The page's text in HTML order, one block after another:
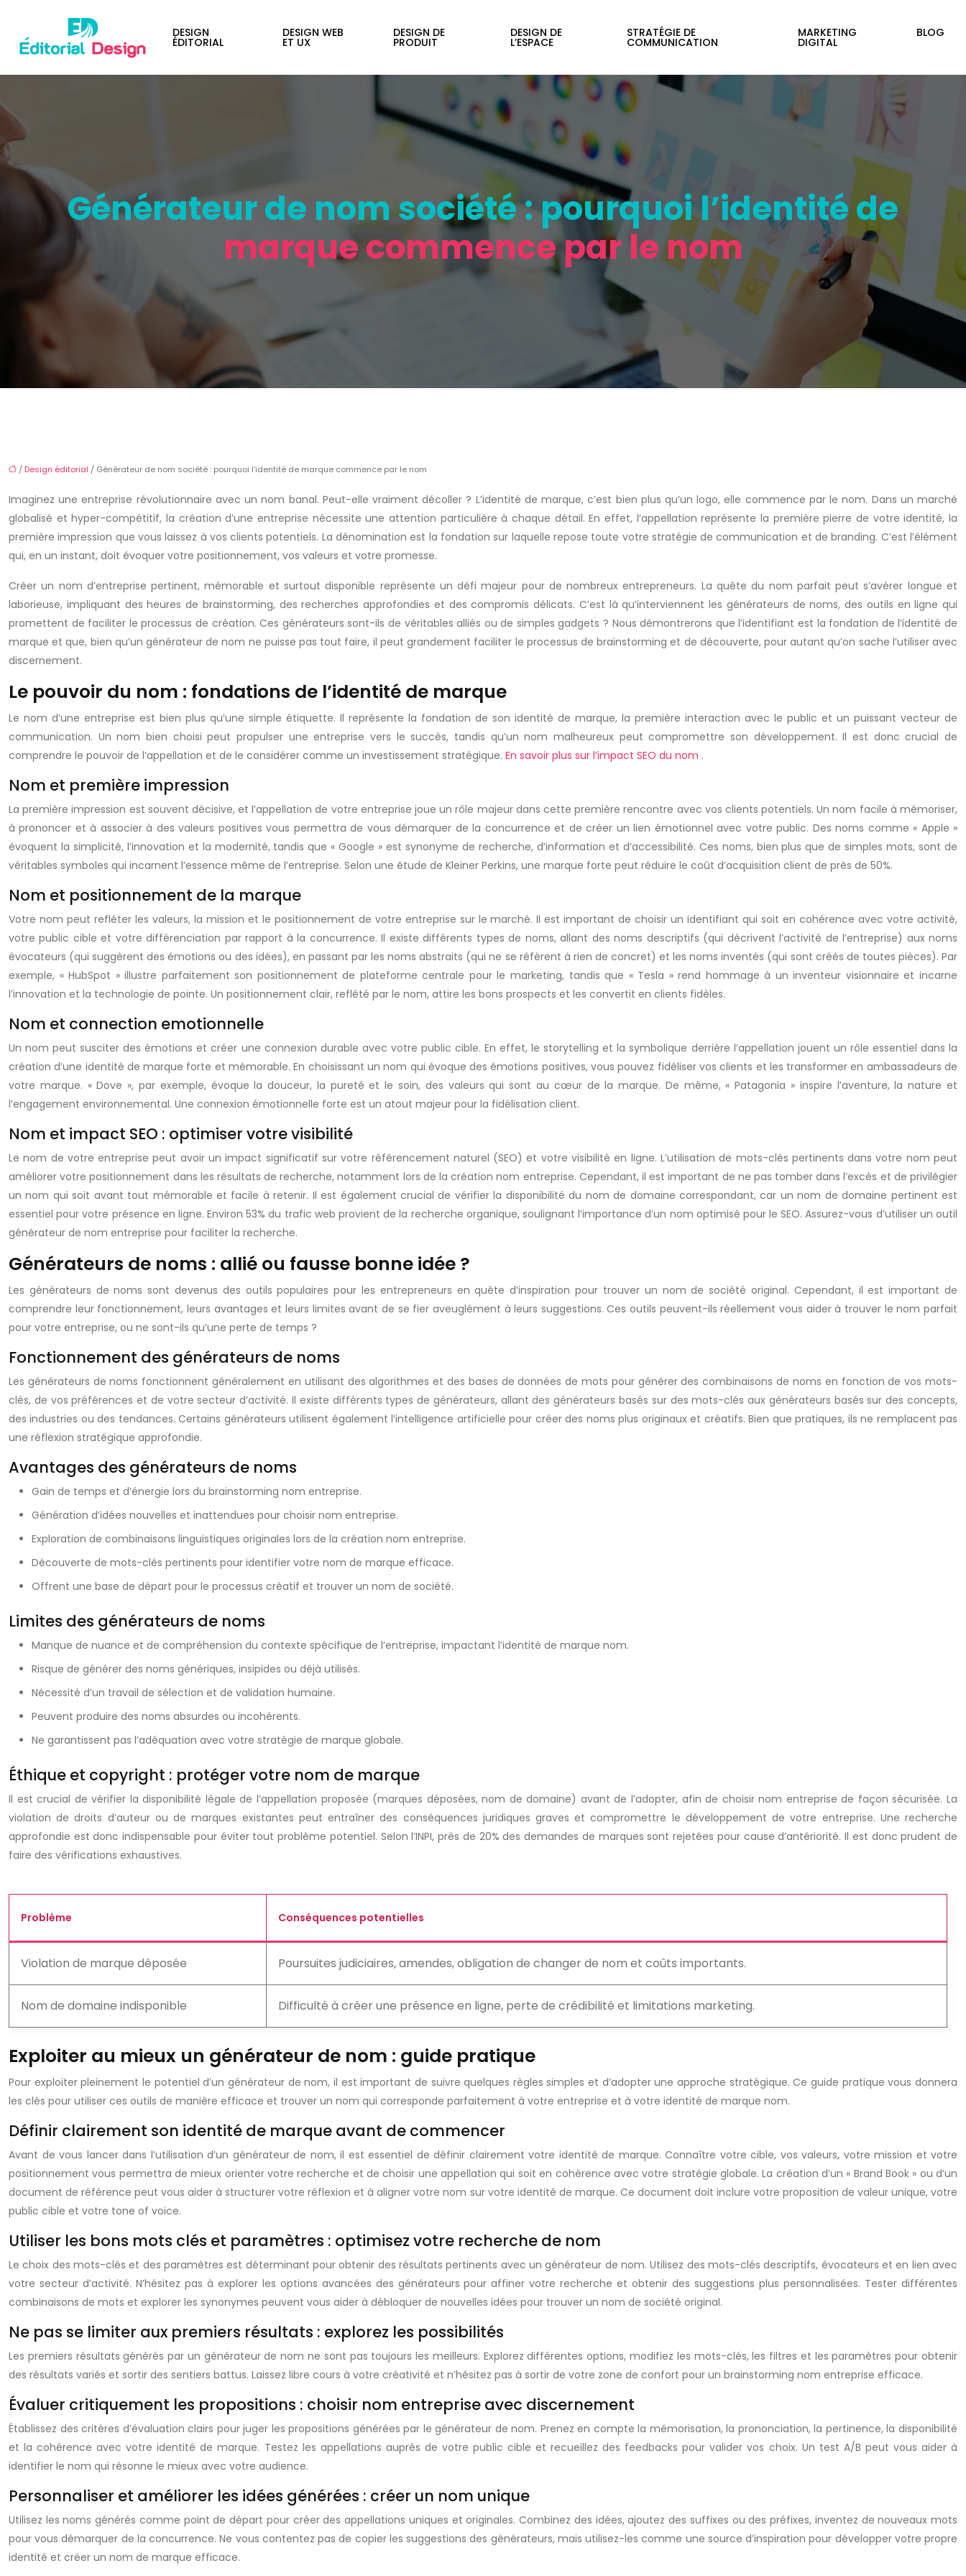
DESIGN
ÉDITORIAL
DESIGN WEB
ET UX
DESIGN DE
PRODUIT
DESIGN DE
L’ESPACE
STRATÉGIE DE
COMMUNICATION
MARKETING
DIGITAL
BLOG
Générateur de nom société : pourquoi l’identité de
marque commence par le nom
/ Design éditorial / Générateur de nom société : pourquoi l’identité de marque commence par le nom
Imaginez une entreprise révolutionnaire avec un nom banal. Peut-elle vraiment décoller ? L’identité de marque, c’est bien plus qu’un logo, elle commence par le nom. Dans un marché
globalisé et hyper-compétitif, la création d’une entreprise nécessite une attention particulière à chaque détail. En effet, l’appellation représente la première pierre de votre identité, la
première impression que vous laissez à vos clients potentiels. La dénomination est la fondation sur laquelle repose toute votre stratégie de communication et de branding. C’est l’élément
qui, en un instant, doit évoquer votre positionnement, vos valeurs et votre promesse.
Créer un nom d’entreprise pertinent, mémorable et surtout disponible représente un défi majeur pour de nombreux entrepreneurs. La quête du nom parfait peut s’avérer longue et
laborieuse, impliquant des heures de brainstorming, des recherches approfondies et des compromis délicats. C’est là qu’interviennent les générateurs de noms, des outils en ligne qui
promettent de faciliter le processus de création. Ces générateurs sont-ils de véritables alliés ou de simples gadgets ? Nous démontrerons que l’identifiant est la fondation de l’identité de
marque et que, bien qu’un générateur de nom ne puisse pas tout faire, il peut grandement faciliter le processus de brainstorming et de découverte, pour autant qu’on sache l’utiliser avec
discernement.
Le pouvoir du nom : fondations de l’identité de marque
Le nom d’une entreprise est bien plus qu’une simple étiquette. Il représente la fondation de son identité de marque, la première interaction avec le public et un puissant vecteur de
communication. Un nom bien choisi peut propulser une entreprise vers le succès, tandis qu’un nom malheureux peut compromettre son développement. Il est donc crucial de
comprendre le pouvoir de l’appellation et de le considérer comme un investissement stratégique. En savoir plus sur l’impact SEO du nom .
Nom et première impression
La première impression est souvent décisive, et l’appellation de votre entreprise joue un rôle majeur dans cette première rencontre avec vos clients potentiels. Un nom facile à mémoriser,
à prononcer et à associer à des valeurs positives vous permettra de vous démarquer de la concurrence et de créer un lien émotionnel avec votre public. Des noms comme « Apple »
évoquent la simplicité, l’innovation et la modernité, tandis que « Google » est synonyme de recherche, d’information et d’accessibilité. Ces noms, bien plus que de simples mots, sont de
véritables symboles qui incarnent l’essence même de l’entreprise. Selon une étude de Kleiner Perkins, une marque forte peut réduire le coût d’acquisition client de près de 50%.
Nom et positionnement de la marque
Votre nom peut refléter les valeurs, la mission et le positionnement de votre entreprise sur le marché. Il est important de choisir un identifiant qui soit en cohérence avec votre activité,
votre public cible et votre différenciation par rapport à la concurrence. Il existe différents types de noms, allant des noms descriptifs (qui décrivent l’activité de l’entreprise) aux noms
évocateurs (qui suggèrent des émotions ou des idées), en passant par les noms abstraits (qui ne se réfèrent à rien de concret) et les noms inventés (qui sont créés de toutes pièces). Par
exemple, « HubSpot » illustre parfaitement son positionnement de plateforme centrale pour le marketing, tandis que « Tesla » rend hommage à un inventeur visionnaire et incarne
l’innovation et la technologie de pointe. Un positionnement clair, reflété par le nom, attire les bons prospects et les convertit en clients fidèles.
Nom et connection emotionnelle
Un nom peut susciter des émotions et créer une connexion durable avec votre public cible. En effet, le storytelling et la symbolique derrière l’appellation jouent un rôle essentiel dans la
création d’une identité de marque forte et mémorable. En choisissant un nom qui évoque des émotions positives, vous pouvez fidéliser vos clients et les transformer en ambassadeurs de
votre marque. « Dove », par exemple, évoque la douceur, la pureté et le soin, des valeurs qui sont au cœur de la marque. De même, « Patagonia » inspire l’aventure, la nature et
l’engagement environnemental. Une connexion émotionnelle forte est un atout majeur pour la fidélisation client.
Nom et impact SEO : optimiser votre visibilité
Le nom de votre entreprise peut avoir un impact significatif sur votre référencement naturel (SEO) et votre visibilité en ligne. L’utilisation de mots-clés pertinents dans votre nom peut
améliorer votre positionnement dans les résultats de recherche, notamment lors de la création nom entreprise. Cependant, il est important de ne pas tomber dans l’excès et de privilégier
un nom qui soit avant tout mémorable et facile à retenir. Il est également crucial de vérifier la disponibilité du nom de domaine correspondant, car un nom de domaine pertinent est
essentiel pour votre présence en ligne. Environ 53% du trafic web provient de la recherche organique, soulignant l’importance d’un nom optimisé pour le SEO. Assurez-vous d’utiliser un outil
générateur de nom entreprise pour faciliter la recherche.
Générateurs de noms : allié ou fausse bonne idée ?
Les générateurs de noms sont devenus des outils populaires pour les entrepreneurs en quête d’inspiration pour trouver un nom de société original. Cependant, il est important de
comprendre leur fonctionnement, leurs avantages et leurs limites avant de se fier aveuglément à leurs suggestions. Ces outils peuvent-ils réellement vous aider à trouver le nom parfait
pour votre entreprise, ou ne sont-ils qu’une perte de temps ?
Fonctionnement des générateurs de noms
Les générateurs de noms fonctionnent généralement en utilisant des algorithmes et des bases de données de mots pour générer des combinaisons de noms en fonction de vos mots-
clés, de vos préférences et de votre secteur d’activité. Il existe différents types de générateurs, allant des générateurs basés sur des mots-clés aux générateurs basés sur des concepts,
des industries ou des tendances. Certains générateurs utilisent également l’intelligence artificielle pour créer des noms plus originaux et créatifs. Bien que pratiques, ils ne remplacent pas
une réflexion stratégique approfondie.
Avantages des générateurs de noms
Gain de temps et d’énergie lors du brainstorming nom entreprise.
Génération d’idées nouvelles et inattendues pour choisir nom entreprise.
Exploration de combinaisons linguistiques originales lors de la création nom entreprise.
Découverte de mots-clés pertinents pour identifier votre nom de marque efficace.
Offrent une base de départ pour le processus créatif et trouver un nom de société.
Limites des générateurs de noms
Manque de nuance et de compréhension du contexte spécifique de l’entreprise, impactant l’identité de marque nom.
Risque de générer des noms génériques, insipides ou déjà utilisés.
Nécessité d’un travail de sélection et de validation humaine.
Peuvent produire des noms absurdes ou incohérents.
Ne garantissent pas l’adéquation avec votre stratégie de marque globale.
Éthique et copyright : protéger votre nom de marque
Il est crucial de vérifier la disponibilité légale de l’appellation proposée (marques déposées, nom de domaine) avant de l’adopter, afin de choisir nom entreprise de façon sécurisée. La
violation de droits d’auteur ou de marques existantes peut entraîner des conséquences juridiques graves et compromettre le développement de votre entreprise. Une recherche
approfondie est donc indispensable pour éviter tout problème potentiel. Selon l’INPI, près de 20% des demandes de marques sont rejetées pour cause d’antériorité. Il est donc prudent de
faire des vérifications exhaustives.
Problème Conséquences potentielles
Violation de marque déposée Poursuites judiciaires, amendes, obligation de changer de nom et coûts importants.
Nom de domaine indisponible Difficulté à créer une présence en ligne, perte de crédibilité et limitations marketing.
Exploiter au mieux un générateur de nom : guide pratique
Pour exploiter pleinement le potentiel d’un générateur de nom, il est important de suivre quelques règles simples et d’adopter une approche stratégique. Ce guide pratique vous donnera
les clés pour utiliser ces outils de manière efficace et trouver un nom qui corresponde parfaitement à votre entreprise et à votre identité de marque nom.
Définir clairement son identité de marque avant de commencer
Avant de vous lancer dans l’utilisation d’un générateur de nom, il est essentiel de définir clairement votre identité de marque. Connaître votre cible, vos valeurs, votre mission et votre
positionnement vous permettra de mieux orienter votre recherche et de choisir une appellation qui soit en cohérence avec votre stratégie globale. La création d’un « Brand Book » ou d’un
document de référence peut vous aider à structurer votre réflexion et à aligner votre nom sur votre identité de marque. Ce document doit inclure votre proposition de valeur unique, votre
public cible et votre tone of voice.
Utiliser les bons mots clés et paramètres : optimisez votre recherche de nom
Le choix des mots-clés et des paramètres est déterminant pour obtenir des résultats pertinents avec un générateur de nom. Utilisez des mots-clés descriptifs, évocateurs et en lien avec
votre secteur d’activité. N’hésitez pas à explorer les options avancées des générateurs pour affiner votre recherche et obtenir des suggestions plus personnalisées. Tester différentes
combinaisons de mots et explorer les synonymes peuvent vous aider à débloquer de nouvelles idées pour trouver un nom de société original.
Ne pas se limiter aux premiers résultats : explorez les possibilités
Les premiers résultats générés par un générateur de nom ne sont pas toujours les meilleurs. Explorez différentes options, modifiez les mots-clés, les filtres et les paramètres pour obtenir
des résultats variés et sortir des sentiers battus. Laissez libre cours à votre créativité et n’hésitez pas à sortir de votre zone de confort pour un brainstorming nom entreprise efficace.
Évaluer critiquement les propositions : choisir nom entreprise avec discernement
Établissez des critères d’évaluation clairs pour juger les propositions générées par le générateur de nom. Prenez en compte la mémorisation, la prononciation, la pertinence, la disponibilité
et la cohérence avec votre identité de marque. Testez les appellations auprès de votre public cible et recueillez des feedbacks pour valider vos choix. Un test A/B peut vous aider à
identifier le nom qui résonne le mieux avec votre audience.
Personnaliser et améliorer les idées générées : créer un nom unique
Utilisez les noms générés comme point de départ pour créer des appellations uniques et originales. Combinez des idées, ajoutez des suffixes ou des préfixes, inventez de nouveaux mots
pour vous démarquer de la concurrence. Ne vous contentez pas de copier les suggestions des générateurs, mais utilisez-les comme une source d’inspiration pour développer votre propre
identité et créer un nom de marque efficace.